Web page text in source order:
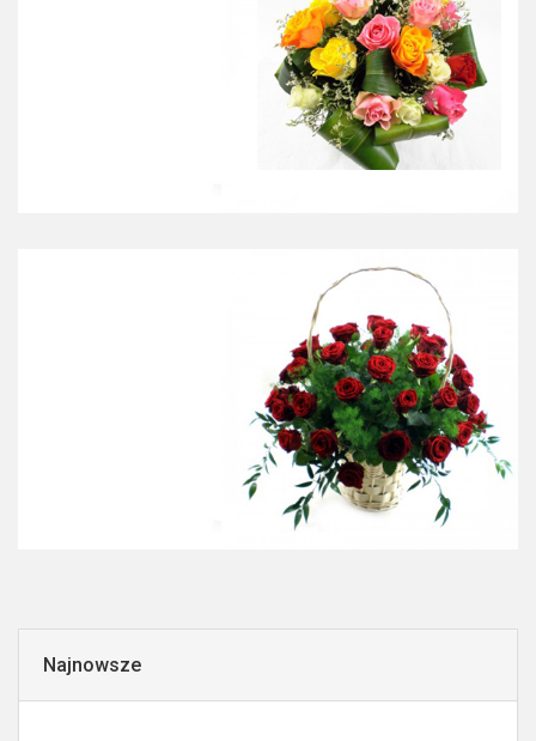
Najnowsze